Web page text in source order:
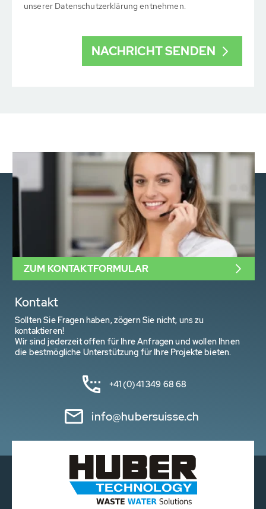
unserer Datenschutzerklärung entnehmen.
Kontakt
Sollten Sie Fragen haben, zögern Sie nicht, uns zu
kontaktieren!
Wir sind jederzeit offen für Ihre Anfragen und wollen Ihnen
die bestmögliche Unterstützung für Ihre Projekte bieten.
+41 (0)41 349 68 68
info@hubersuisse.ch
ZUM KONTAKTFORMULAR